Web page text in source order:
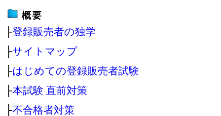
概要
├登録販売者の独学
├サイトマップ
├はじめての登録販売者試験
├本試験 直前対策
├不合格者対策